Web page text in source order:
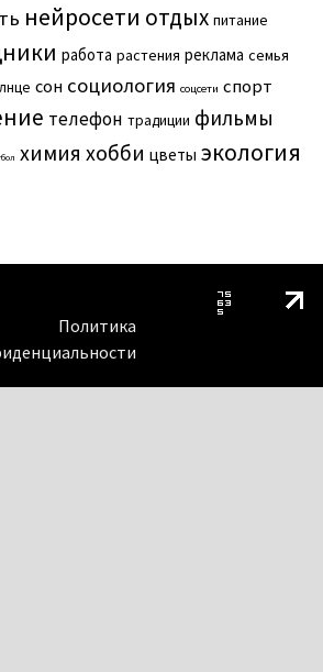
нейросети отдых питание
работа растения реклама семья
сон социология соцсети спорт
телефон традиции фильмы
химия хобби цветы экология
Политика